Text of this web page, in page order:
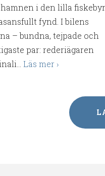
i den lilla
fynd. I bilens
– bundna, tejpade och
par: rederiägaren
Läs mer